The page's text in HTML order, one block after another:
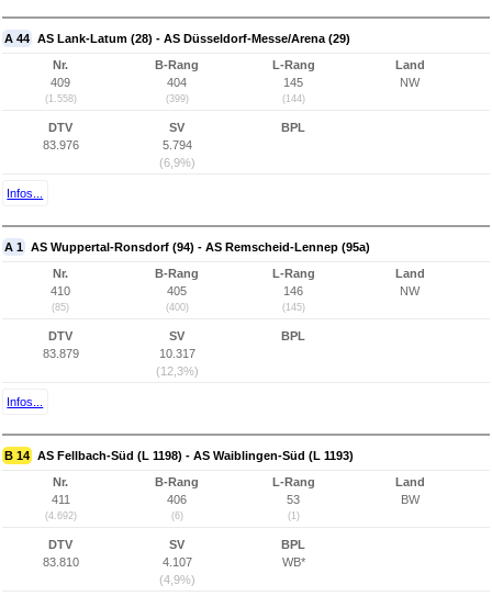
A 44 AS Lank-Latum (28) - AS Düsseldorf-Messe/Arena (29)
Nr.
409
(1.558)
B-Rang
404
(399)
L-Rang
145
(144)
Land
NW
DTV
83.976
SV
5.794
(6,9%)
BPL
Infos...
A 1 AS Wuppertal-Ronsdorf (94) - AS Remscheid-Lennep (95a)
Nr.
410
(85)
B-Rang
405
(400)
L-Rang
146
(145)
Land
NW
DTV
83.879
SV
10.317
(12,3%)
BPL
Infos...
B 14 AS Fellbach-Süd (L 1198) - AS Waiblingen-Süd (L 1193)
Nr.
411
(4.692)
B-Rang
406
(6)
L-Rang
53
(1)
Land
BW
DTV
83.810
SV
4.107
(4,9%)
BPL
WB*